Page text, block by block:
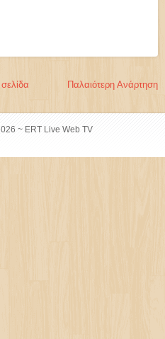
Παλαιότερη Ανάρτηση
~ ERT Live Web TV